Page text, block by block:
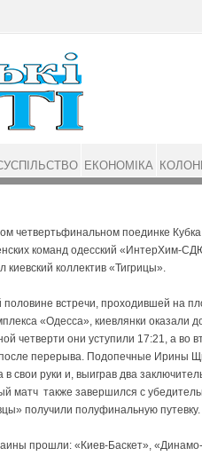
четвертьфинальном поединке
команд одесский «ИнтерХим-
киевский коллектив «Тигрицы».
половине встречи, проходившей на
«Одесса», киевлянки оказали
четверти они уступили 17:21, а во
перерыва. Подопечные Ирины
в свои руки и, выиграв два
матч также завершился с
получили полуфинальную путевку.
прошли: «Киев-Баскет»,
ЕКОНОМІКА